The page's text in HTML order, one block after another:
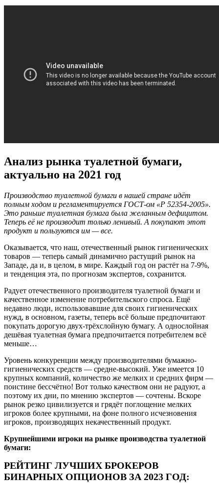
Анализ рынка туалетной бумаги,
актуально на 2021 год
Производство туалетной бумаги в нашей стране идёт
полным ходом и регламентируется ГОСТ-ом «Р 52354-2005».
Это раньше туалетная бумага была желанным дефицитом.
Теперь её не производит только ленивый. А покупают этот
продукт и пользуются им — все.
Оказывается, что наш, отечественный рынок гигиенических
товаров — теперь самый динамично растущий рынок на
Западе, да и, в целом, в мире. Каждый год он растёт на 7-9%,
и тенденция эта, по прогнозам экспертов, сохранится.
Радует отечественного производителя туалетной бумаги и
качественное изменение потребительского спроса. Ещё
недавно люди, использовавшие для своих гигиенических
нужд, в основном, газеты, теперь всё больше предпочитают
покупать дорогую двух-трёхслойную бумагу. А однослойная
дешёвая туалетная бумага предпочитается потребителем всё
меньше…
Уровень конкуренции между производителями бумажно-
гигиенических средств — средне-высокий. Уже имеется 10
крупных компаний, количество же мелких и средних фирм —
поистине бессчётно! Вот только качеством они не радуют, а
поэтому их дни, по мнению экспертов — сочтены. Вскоре
рынок резко цивилизуется и грядёт поглощение мелких
игроков более крупными, на фоне полного исчезновения
игроков, производящих некачественный продукт.
Крупнейшими игроки на рынке производства туалетной
бумаги:
РЕЙТИНГ ЛУЧШИХ БРОКЕРОВ
БИНАРНЫХ ОПЦИОНОВ ЗА 2023 ГОД: